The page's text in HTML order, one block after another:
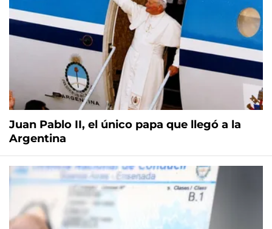
Juan Pablo II, el único papa que llegó a la
Argentina